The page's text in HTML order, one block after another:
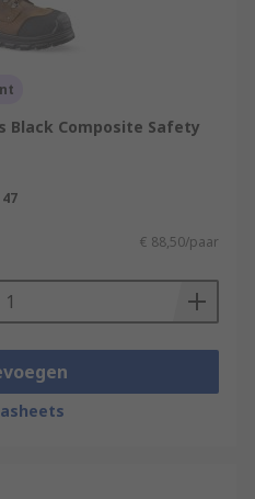
Black Composite Safety
47
€ 88,50/paar